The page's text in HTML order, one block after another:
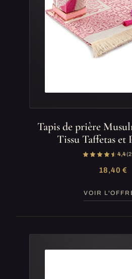
Tapis de prière
Tissu Taffetas et
4,4(2
18,40 €
VOIR